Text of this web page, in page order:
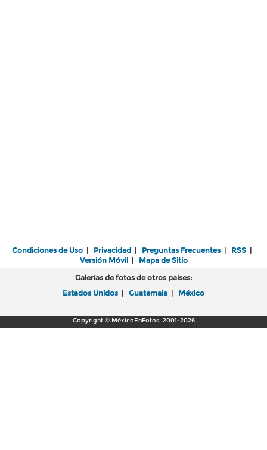
Condiciones de Uso | Privacidad | Preguntas Frecuentes | RSS |
Versión Móvil| Mapa de Sitio
Galerías de fotos de otros países:
Estados Unidos | Guatemala | México
Copyright © MéxicoEnFotos, 2001-2026